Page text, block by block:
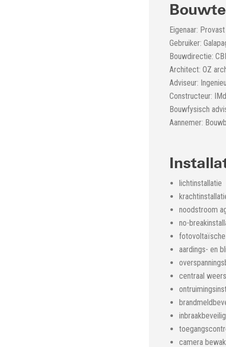
Eigenaar:
Gebruiker:
Bouwdirectie:
Architect: OZ
Adviseur:
Constructeur:
Bouwfysisch
Aannemer:
lichtinstallatie
noodstroom
no-
aardings- en
centraal
camera